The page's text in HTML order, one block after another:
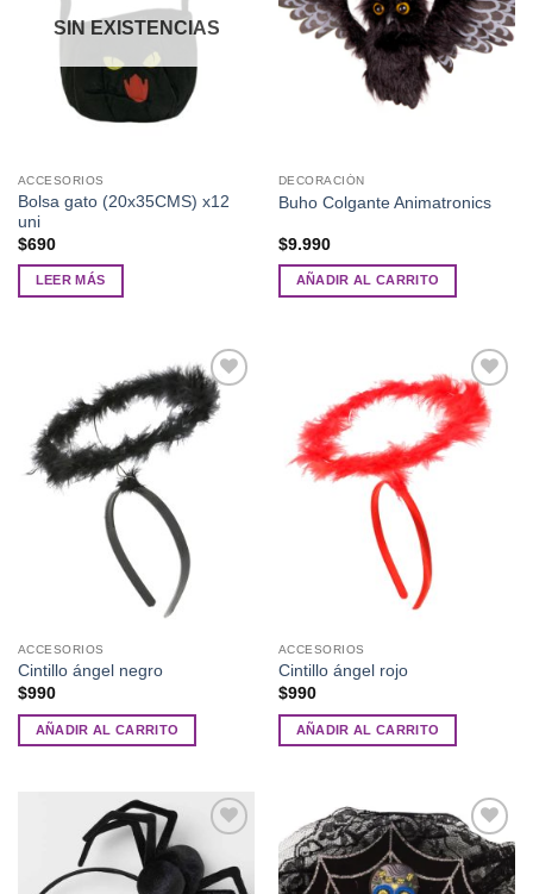
SIN EXISTENCIAS
ACCESORIOS
Bolsa gato (20x35CMS) x12
uni
$690
LEER MÁS
DECORACIÓN
Buho Colgante Animatronics
$9.990
AÑADIR AL CARRITO
Añadir
a la
ACCESORIOS
Cintillo ángel negro
$990
AÑADIR AL CARRITO
Añadir
a la
lista de
ACCESORIOS
Cintillo ángel rojo
$990
AÑADIR AL CARRITO
Añadir
a la
lista de
Añadir
a la
lista de